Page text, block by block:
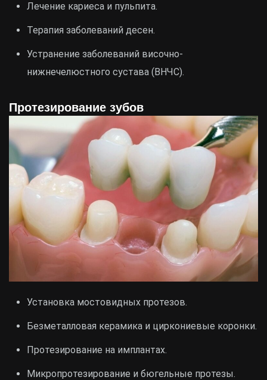
Лечение кариеса и пульпита.
Терапия заболеваний десен.
Устранение заболеваний височно-
нижнечелюстного сустава (ВНЧС).
Протезирование зубов
Установка мостовидных протезов.
Безметалловая керамика и циркониевые коронки.
Протезирование на имплантах.
Микропротезирование и бюгельные протезы.